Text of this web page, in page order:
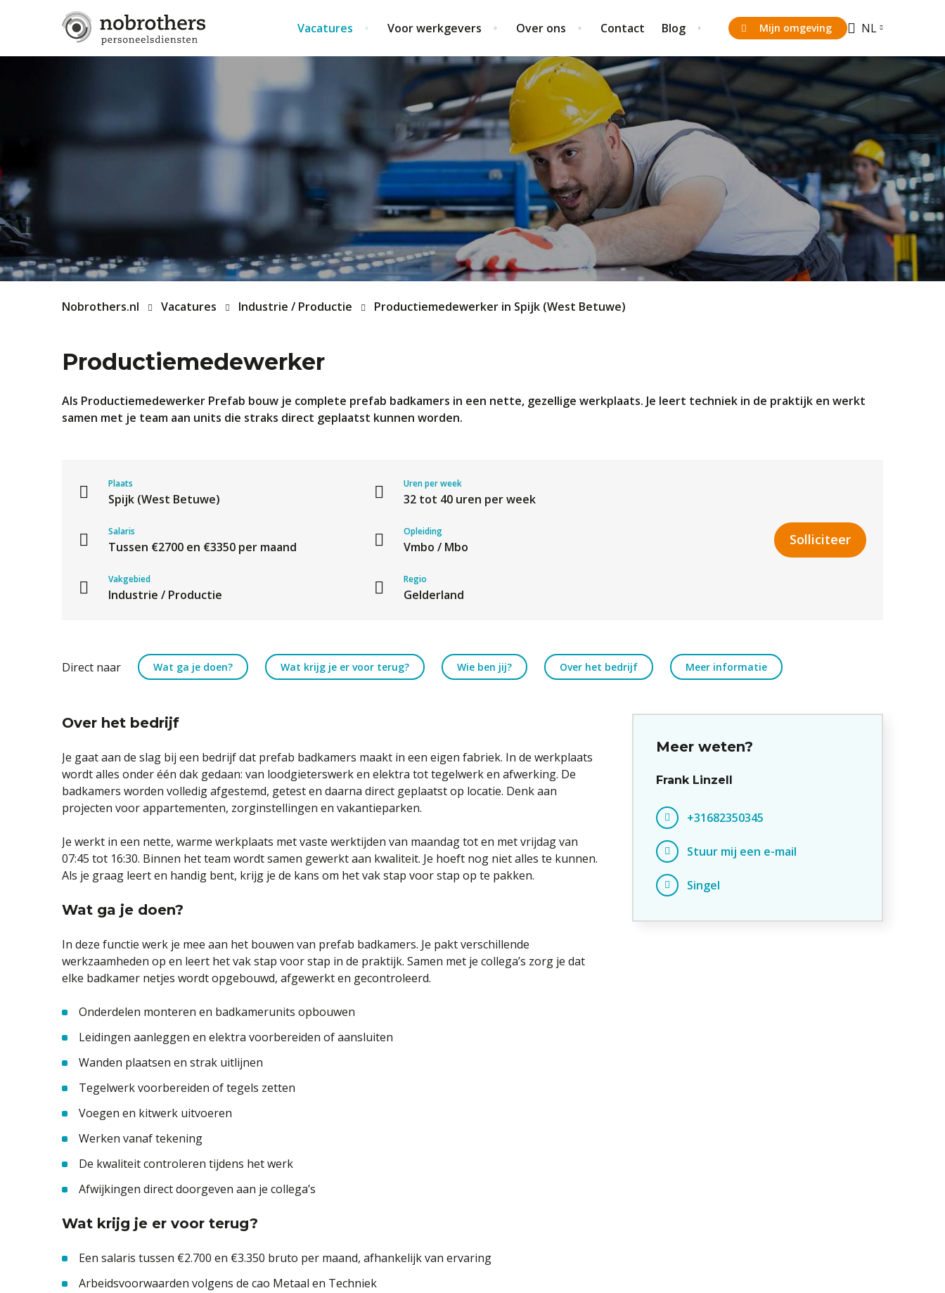
Vacatures Voor werkgevers Over ons Contact Blog Mijn omgeving NL
Nobrothers.nl Vacatures Industrie / Productie Productiemedewerker in Spijk (West Betuwe)
Productiemedewerker
Als Productiemedewerker Prefab bouw je complete prefab badkamers in een nette, gezellige werkplaats. Je leert techniek in de praktijk en werkt
samen met je team aan units die straks direct geplaatst kunnen worden.
Plaats
Spijk (West Betuwe)
Uren per week
32 tot 40 uren per week
Salaris
Tussen €2700 en €3350 per maand
Opleiding
Vmbo / Mbo
Vakgebied
Industrie / Productie
Regio
Gelderland
Solliciteer
Direct naar Wat ga je doen? Wat krijg je er voor terug? Wie ben jij? Over het bedrijf Meer informatie
Over het bedrijf
Je gaat aan de slag bij een bedrijf dat prefab badkamers maakt in een eigen fabriek. In de werkplaats
wordt alles onder één dak gedaan: van loodgieterswerk en elektra tot tegelwerk en afwerking. De
badkamers worden volledig afgestemd, getest en daarna direct geplaatst op locatie. Denk aan
projecten voor appartementen, zorginstellingen en vakantieparken.
Je werkt in een nette, warme werkplaats met vaste werktijden van maandag tot en met vrijdag van
07:45 tot 16:30. Binnen het team wordt samen gewerkt aan kwaliteit. Je hoeft nog niet alles te kunnen.
Als je graag leert en handig bent, krijg je de kans om het vak stap voor stap op te pakken.
Wat ga je doen?
In deze functie werk je mee aan het bouwen van prefab badkamers. Je pakt verschillende
werkzaamheden op en leert het vak stap voor stap in de praktijk. Samen met je collega’s zorg je dat
elke badkamer netjes wordt opgebouwd, afgewerkt en gecontroleerd.
Onderdelen monteren en badkamerunits opbouwen
Leidingen aanleggen en elektra voorbereiden of aansluiten
Wanden plaatsen en strak uitlijnen
Tegelwerk voorbereiden of tegels zetten
Voegen en kitwerk uitvoeren
Werken vanaf tekening
De kwaliteit controleren tijdens het werk
Afwijkingen direct doorgeven aan je collega’s
Wat krijg je er voor terug?
Een salaris tussen €2.700 en €3.350 bruto per maand, afhankelijk van ervaring
Arbeidsvoorwaarden volgens de cao Metaal en Techniek
Meer weten?
Frank Linzell
+31682350345
Stuur mij een e-mail
Singel